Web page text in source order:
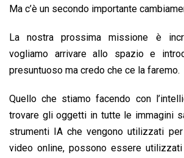
Ma c’è un secondo importante
La nostra prossima missione è
vogliamo arrivare allo spazio e
presuntuoso ma credo che ce la faremo.
Quello che stiamo facendo con
trovare gli oggetti in tutte le immagini
strumenti IA che vengono utilizzati
video online, possono essere